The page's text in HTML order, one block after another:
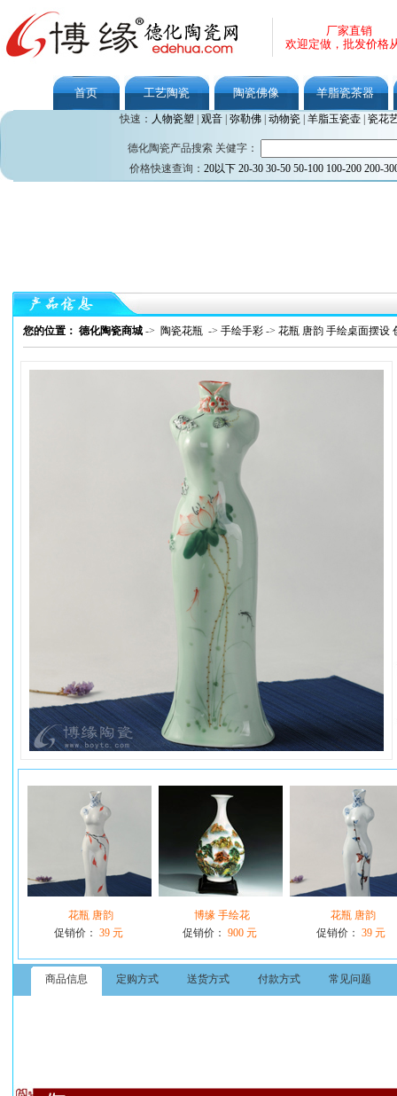
厂家直销
欢迎定做，批发价格
首页 工艺陶瓷 陶瓷佛像 羊脂瓷茶器
快速： 人物瓷塑 观音| 弥勒佛| 动物瓷| 羊脂玉瓷壶| 瓷花
德化陶瓷产品搜索 关健字：
价格快速查询： 20以下 20-30 30-50 50-100 100-200 200-
您的位置： 德化陶瓷商城 -> 陶瓷花瓶 -> 手绘手彩 -> 花瓶 唐韵 手绘桌面摆设
花瓶 唐韵
促销价： 39 元
博缘 手绘花
促销价： 900 元
花瓶 唐韵
促销价： 39 元
商品信息 定购方式 送货方式 付款方式 常见问题